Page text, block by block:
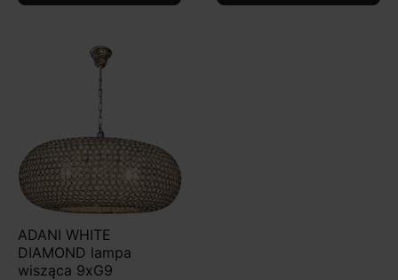
ADANI WHITE
DIAMOND lampa
wisząca 9xG9